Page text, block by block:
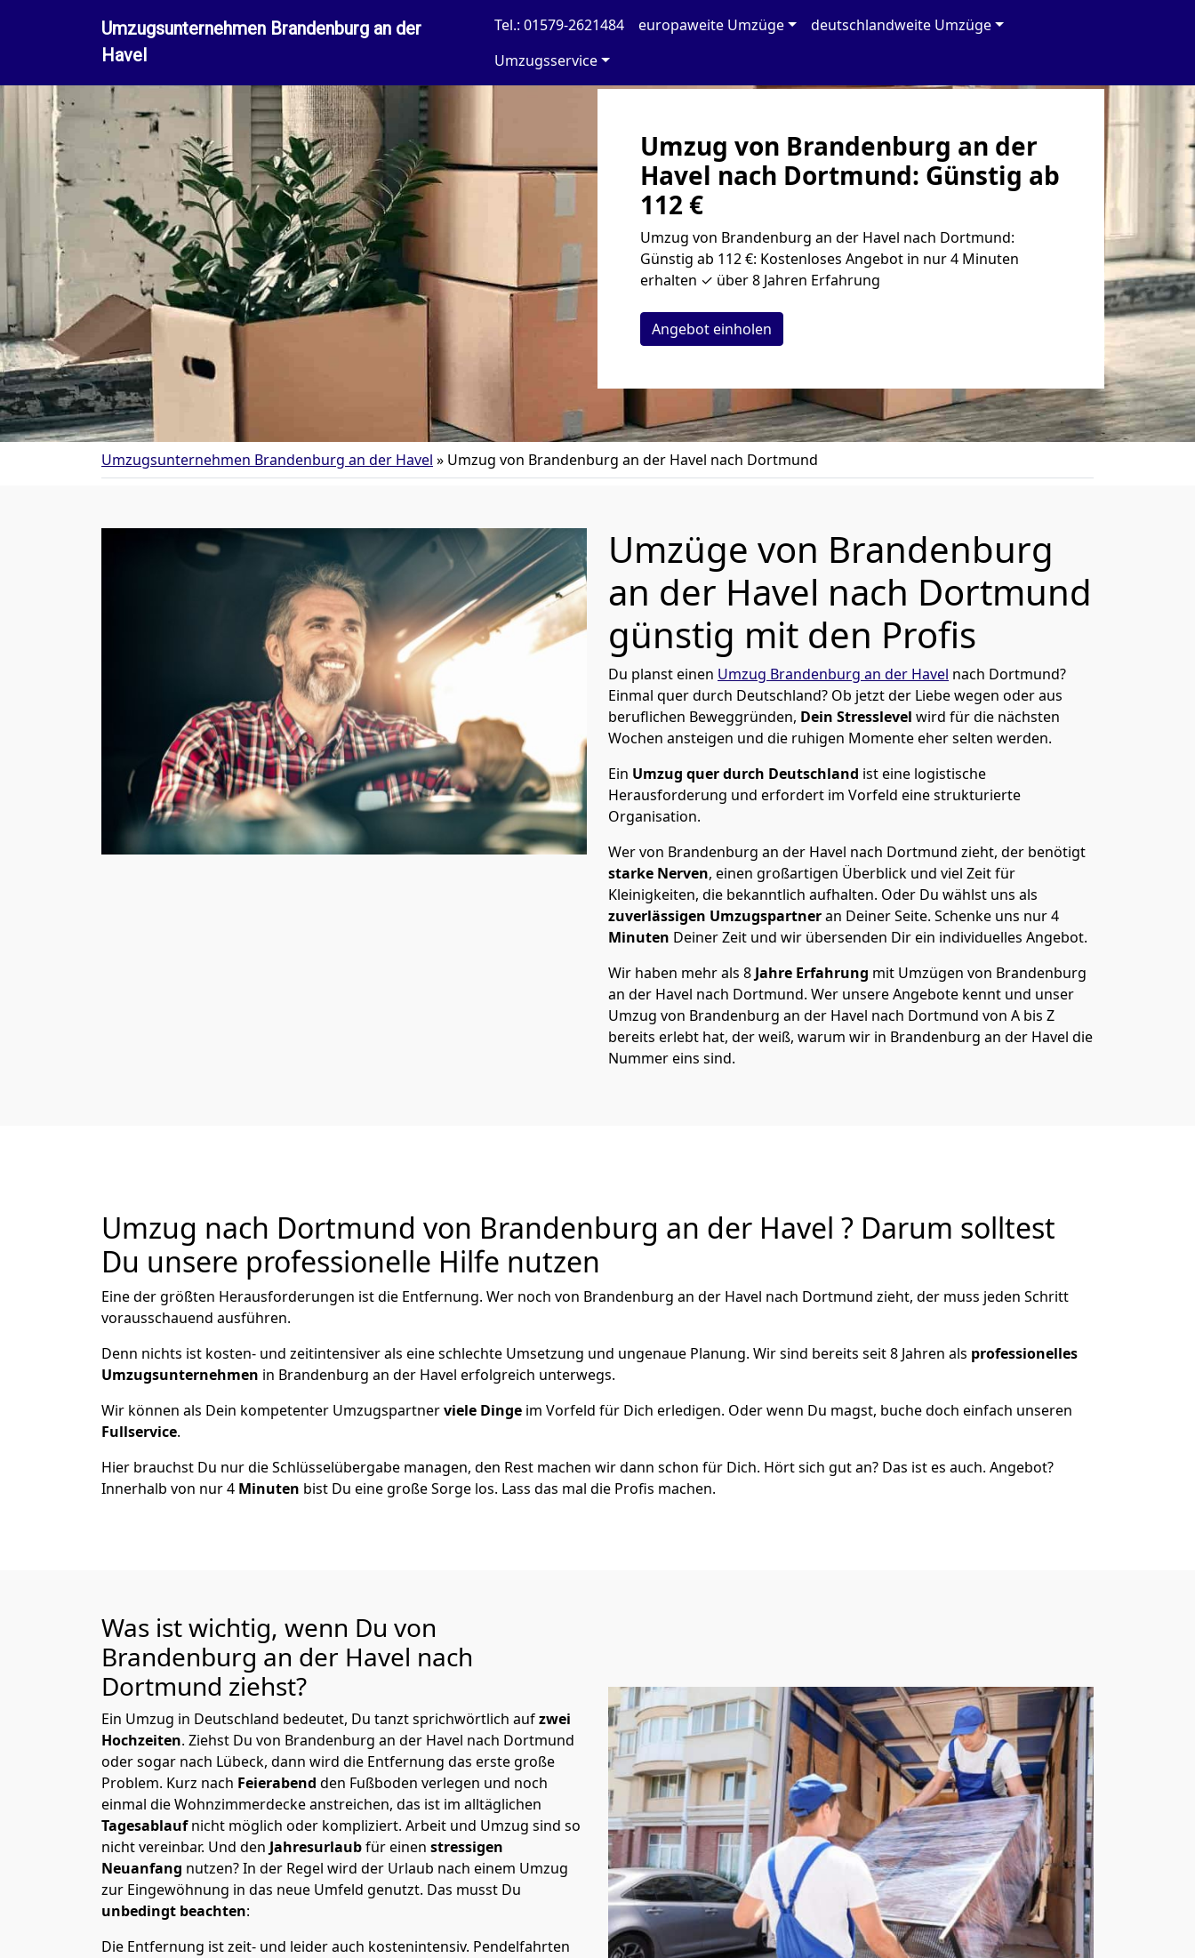
Umzugsunternehmen Brandenburg an der
Havel
Tel.: 01579-2621484 europaweite Umzüge
deutschlandweite Umzüge
Umzugsservice
Umzug von Brandenburg an der
Havel nach Dortmund: Günstig ab
112 €
Umzug von Brandenburg an der Havel nach Dortmund:
Günstig ab 112 €: Kostenloses Angebot in nur 4 Minuten
erhalten ✓ über 8 Jahren Erfahrung
Angebot einholen
Umzugsunternehmen Brandenburg an der Havel » Umzug von Brandenburg an der Havel nach Dortmund
Umzüge von Brandenburg
an der Havel nach Dortmund
günstig mit den Profis
Du planst einen Umzug Brandenburg an der Havel nach Dortmund?
Einmal quer durch Deutschland? Ob jetzt der Liebe wegen oder aus
beruflichen Beweggründen, Dein Stresslevel wird für die nächsten
Wochen ansteigen und die ruhigen Momente eher selten werden.
Ein Umzug quer durch Deutschland ist eine logistische
Herausforderung und erfordert im Vorfeld eine strukturierte
Organisation.
Wer von Brandenburg an der Havel nach Dortmund zieht, der benötigt
starke Nerven, einen großartigen Überblick und viel Zeit für
Kleinigkeiten, die bekanntlich aufhalten. Oder Du wählst uns als
zuverlässigen Umzugspartneran Deiner Seite. Schenke uns nur4
Minuten Deiner Zeit und wir übersenden Dir ein individuelles Angebot.
Wir haben mehr als 8 Jahre Erfahrung mit Umzügen von Brandenburg
an der Havel nach Dortmund. Wer unsere Angebote kennt und unser
Umzug von Brandenburg an der Havel nach Dortmund von A bis Z
bereits erlebt hat, der weiß, warum wir in Brandenburg an der Havel die
Nummer eins sind.
Umzug nach Dortmund von Brandenburg an der Havel ? Darum solltest
Du unsere professionelle Hilfe nutzen
Eine der größten Herausforderungen ist die Entfernung. Wer noch von Brandenburg an der Havel nach Dortmund zieht, der muss jeden Schritt
vorausschauend ausführen.
Denn nichts ist kosten- und zeitintensiver als eine schlechte Umsetzung und ungenaue Planung. Wir sind bereits seit 8 Jahren als professionelles
Umzugsunternehmen in Brandenburg an der Havel erfolgreich unterwegs.
Wir können als Dein kompetenter Umzugspartnerviele Dinge im Vorfeld für Dich erledigen. Oder wenn Du magst, buche doch einfach unseren
Fullservice.
Hier brauchst Du nur die Schlüsselübergabe managen, den Rest machen wir dann schon für Dich. Hört sich gut an? Das ist es auch. Angebot?
Innerhalb von nur 4 Minuten bist Du eine große Sorge los. Lass das mal die Profis machen.
Was ist wichtig, wenn Du von
Brandenburg an der Havel nach
Dortmund ziehst?
Ein Umzug in Deutschland bedeutet, Du tanzt sprichwörtlich aufzwei
Hochzeiten. Ziehst Du von Brandenburg an der Havel nach Dortmund
oder sogar nach Lübeck, dann wird die Entfernung das erste große
Problem. Kurz nach Feierabend den Fußboden verlegen und noch
einmal die Wohnzimmerdecke anstreichen, das ist im alltäglichen
Tagesablaufnicht möglich oder kompliziert. Arbeit und Umzug sind so
nicht vereinbar. Und den Jahresurlaubfür einen stressigen
Neuanfang nutzen? In der Regel wird der Urlaub nach einem Umzug
zur Eingewöhnung in das neue Umfeld genutzt. Das musst Du
unbedingt beachten:
Die Entfernung ist zeit- und leider auch kostenintensiv. Pendelfahrten